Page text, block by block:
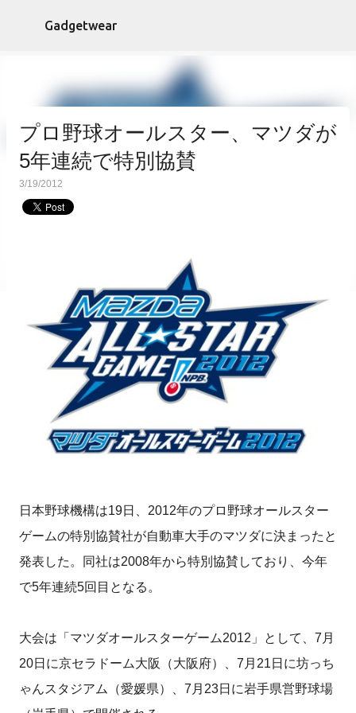
スキップしてメイン コンテンツに移動
Gadgetwear
プロ野球オールスター、マツダが
5年連続で特別協賛
3/19/2012
日本野球機構は19日、2012年のプロ野球オールスター
ゲームの特別協賛社が自動車大手のマツダに決まったと
発表した。同社は2008年から特別協賛しており、今年
で5年連続5回目となる。
大会は「マツダオールスターゲーム2012」として、7月
20日に京セラドーム大阪（大阪府）、7月21日に坊っち
ゃんスタジアム（愛媛県）、7月23日に岩手県営野球場